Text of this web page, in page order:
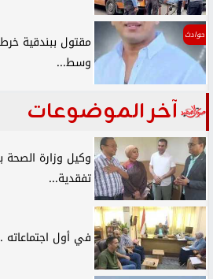
حوادث
مقتول ببندقية
وسط...
آخر الموضوعات
وكيل وزارة الصحة
تفقدية...
في أول